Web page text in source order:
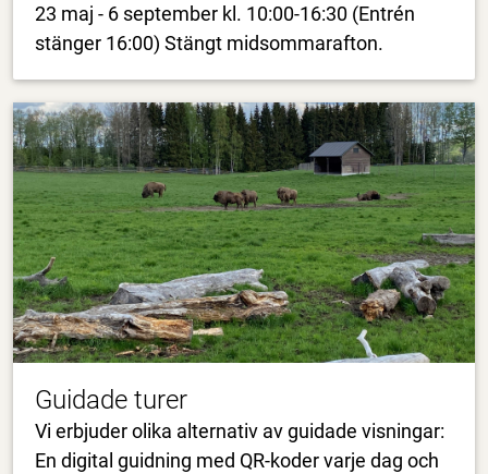
23 maj - 6 september kl. 10:00-16:30 (Entrén
stänger 16:00) Stängt midsommarafton.
Guidade turer
Vi erbjuder olika alternativ av guidade visningar:
En digital guidning med QR-koder varje dag och